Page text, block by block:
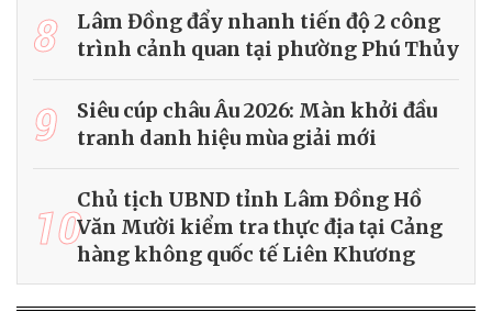
8
Lâm Đồng đẩy nhanh tiến độ 2 công
trình cảnh quan tại phường Phú Thủy
9
Siêu cúp châu Âu 2026: Màn khởi đầu
tranh danh hiệu mùa giải mới
10Chủ tịch UBND tỉnh Lâm Đồng Hồ
Văn Mười kiểm tra thực địa tại Cảng
hàng không quốc tế Liên Khương